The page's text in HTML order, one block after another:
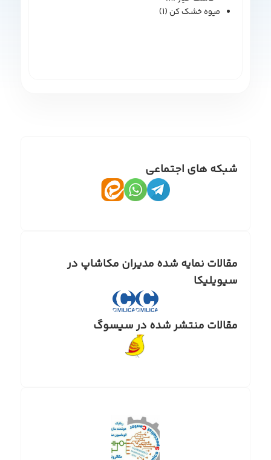
میوه خشک کن(1)
شبکه های اجتماعی
مقالات نمایه شده مدیران مکاشاپ در
سیویلیکا
مقالات منتشر شده در سیسوگ